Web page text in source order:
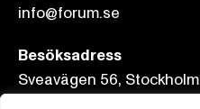
info@forum.se
Besöksadress
Sveavägen 56, Stockholm